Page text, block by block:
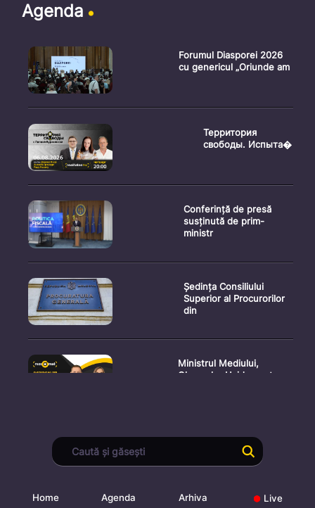
Agenda
Forumul Diasporei 2026
cu genericul „Oriunde am
Территория
свободы. Испыта�
Conferință de presă
susținută de prim-
ministr
Ședința Consiliului
Superior al Procurorilor
din
Ministrul Mediului,
Gheorghe Hajder, este
Consultări publice privind
proiectul de lege pent
Home Agenda Arhiva Live